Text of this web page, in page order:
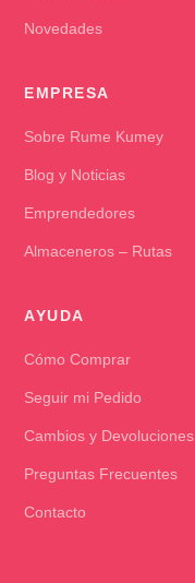
Novedades
EMPRESA
Sobre Rume Kumey
Blog y Noticias
Emprendedores
Almaceneros – Rutas
AYUDA
Cómo Comprar
Seguir mi Pedido
Cambios y Devoluciones
Preguntas Frecuentes
Contacto